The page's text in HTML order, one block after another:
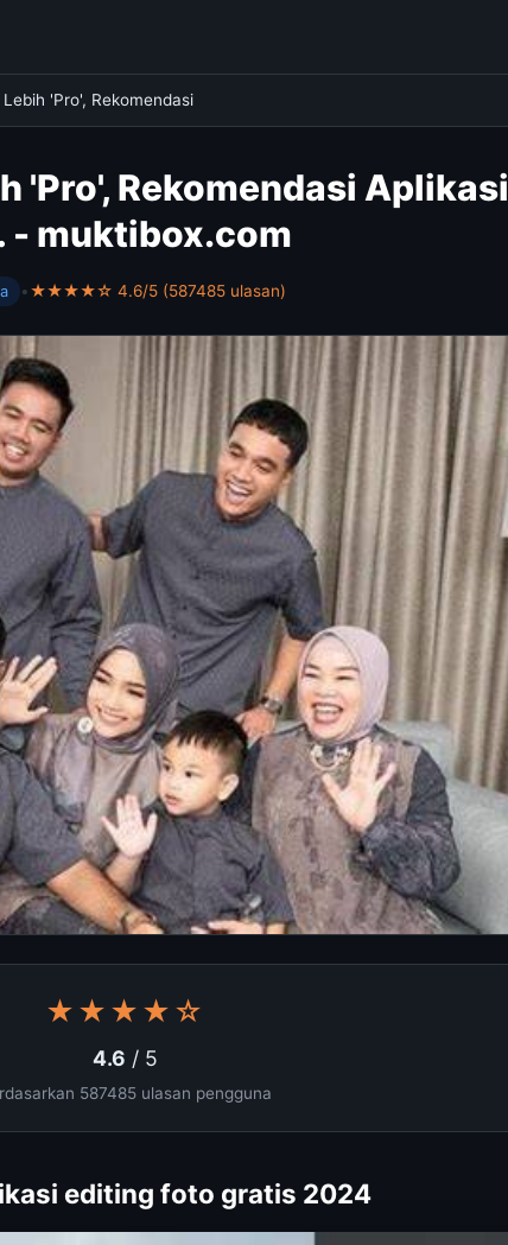
'Pro', Rekomendasi
'Pro', Rekomendasi Aplikasi
- muktibox.com
•★★★★☆ 4.6/5 (587485 ulasan)
★★★★☆
4.6 / 5
587485 ulasan pengguna
editing foto gratis 2024